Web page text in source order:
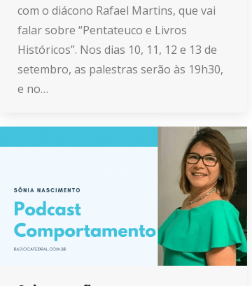
com o diácono Rafael Martins, que vai
falar sobre “Pentateuco e Livros
Históricos”. Nos dias 10, 11, 12 e 13 de
setembro, as palestras serão às 19h30,
e no…